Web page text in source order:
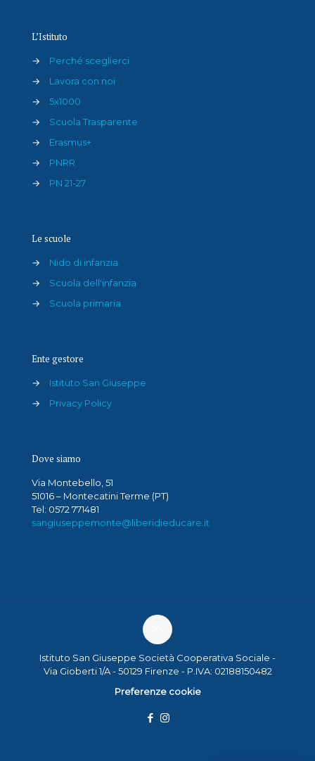
L’Istituto
→
Perché sceglierci
→
Lavora con noi
→
5x1000
→
Scuola Trasparente
→
Erasmus+
→
PNRR
→
PN 21-27
Le scuole
→
Nido di infanzia
→
Scuola dell'infanzia
→
Scuola primaria
Ente gestore
→
Istituto San Giuseppe
→
Privacy Policy
Dove siamo
Via Montebello, 51
51016 – Montecatini Terme (PT)
Tel: 0572 771481
sangiuseppemonte@liberidieducare.it
Istituto San Giuseppe Società Cooperativa Sociale -
Via Gioberti 1/A - 50129 Firenze - P.IVA: 02188150482
Preferenze cookie